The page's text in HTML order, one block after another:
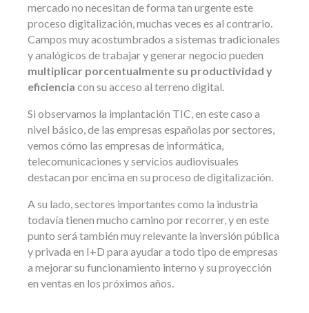
mercado no necesitan de forma tan urgente este
proceso digitalización, muchas veces es al contrario.
Campos muy acostumbrados a sistemas tradicionales
y analógicos de trabajar y generar negocio pueden
multiplicar porcentualmente su productividad y
eficiencia con su acceso al terreno digital.
Si observamos la implantación TIC, en este caso a
nivel básico, de las empresas españolas por sectores,
vemos cómo las empresas de informática,
telecomunicaciones y servicios audiovisuales
destacan por encima en su proceso de digitalización.
A su lado, sectores importantes como la industria
todavía tienen mucho camino por recorrer, y en este
punto será también muy relevante la inversión pública
y privada en I+D para ayudar a todo tipo de empresas
a mejorar su funcionamiento interno y su proyección
en ventas en los próximos años.